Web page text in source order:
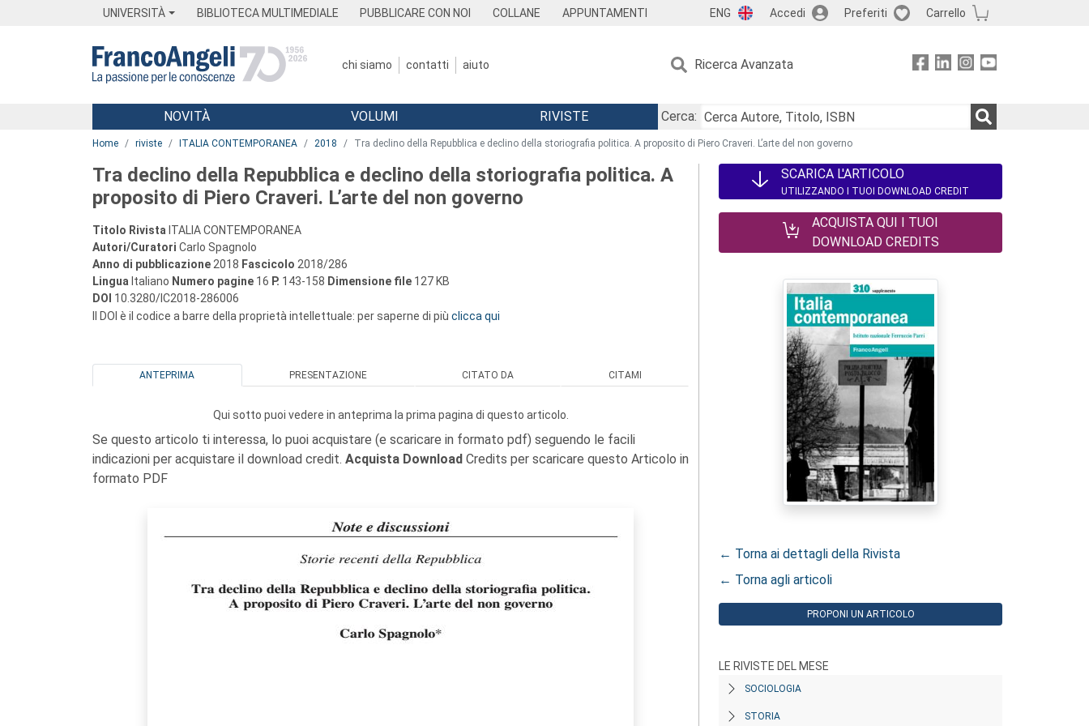
UNIVERSITÀ BIBLIOTECA MULTIMEDIALE PUBBLICARE CON NOI COLLANE APPUNTAMENTI ENG Accedi Preferiti Carrello
chi siamo contatti aiuto Ricerca Avanzata
Menu
NOVITÀ VOLUMI RIVISTE
Cerca:
Home riviste ITALIA CONTEMPORANEA 2018 Tra declino della Repubblica e declino della storiografia politica. A proposito di Piero Craveri. L’arte del non governo
Tra declino della Repubblica e declino della storiografia politica. A
proposito di Piero Craveri. L’arte del non governo
Titolo Rivista ITALIA CONTEMPORANEA
Autori/Curatori Carlo Spagnolo
Anno di pubblicazione 2018 Fascicolo 2018/286
Lingua Italiano Numero pagine 16 P. 143-158 Dimensione file 127 KB
DOI 10.3280/IC2018-286006
Il DOI è il codice a barre della proprietà intellettuale: per saperne di più clicca qui
ANTEPRIMA PRESENTAZIONE CITATO DA CITAMI
Qui sotto puoi vedere in anteprima la prima pagina di questo articolo.
Se questo articolo ti interessa, lo puoi acquistare (e scaricare in formato pdf) seguendo le facili
indicazioni per acquistare il download credit. Acquista Download Credits per scaricare questo Articolo in
formato PDF
SCARICA L'ARTICOLO
UTILIZZANDO I TUOI DOWNLOAD CREDIT
ACQUISTA QUI I TUOI
DOWNLOAD CREDITS
← Torna ai dettagli della Rivista
← Torna agli articoli
PROPONI UN ARTICOLO
LE RIVISTE DEL MESE
SOCIOLOGIA
STORIA